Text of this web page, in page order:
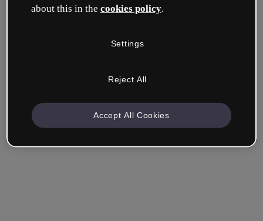
Votre rôle se rapproche plus de celui de :
Société & Professionnels
un autre domaine.
about this in the cookies policy.
Settings
Reject All
Accept All Cookies